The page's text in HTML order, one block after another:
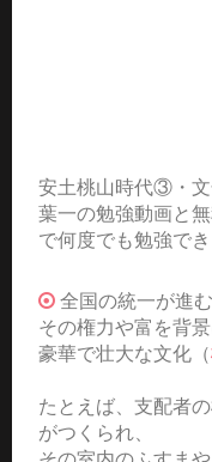
安土桃山時代③・文
葉一の勉強動画と
で何度でも勉強でき
全国の統一が進
その権力や富を背
豪華で壮大な文化（
たとえば、支配者
がつくられ、